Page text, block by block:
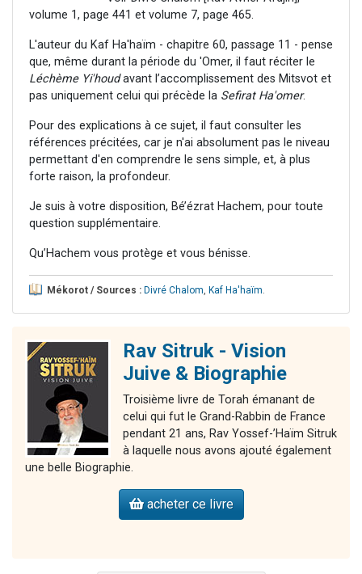
volume 1, page 441 et volume 7, page 465.
L'auteur du Kaf Ha'haïm - chapitre 60, passage 11 - pense
que, même durant la période du 'Omer, il faut réciter le
Léchème Yi'houdavant l’accomplissement des Mitsvot et
pas uniquement celui qui précède la Sefirat Ha'omer.
Pour des explications à ce sujet, il faut consulter les
références précitées, car je n'ai absolument pas le niveau
permettant d'en comprendre le sens simple, et, à plus
forte raison, la profondeur.
Je suis à votre disposition, Bé’ézrat Hachem, pour toute
question supplémentaire.
Qu’Hachem vous protège et vous bénisse.
Mékorot / Sources : Divré Chalom, Kaf Ha'haïm.
Rav Sitruk - Vision
Juive & Biographie
Troisième livre de Torah émanant de
celui qui fut le Grand-Rabbin de France
pendant 21 ans, Rav Yossef-’Haïm Sitruk
à laquelle nous avons ajouté également
une belle Biographie.
acheter ce livre